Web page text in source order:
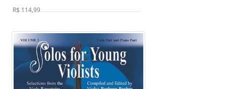
R$ 114,99